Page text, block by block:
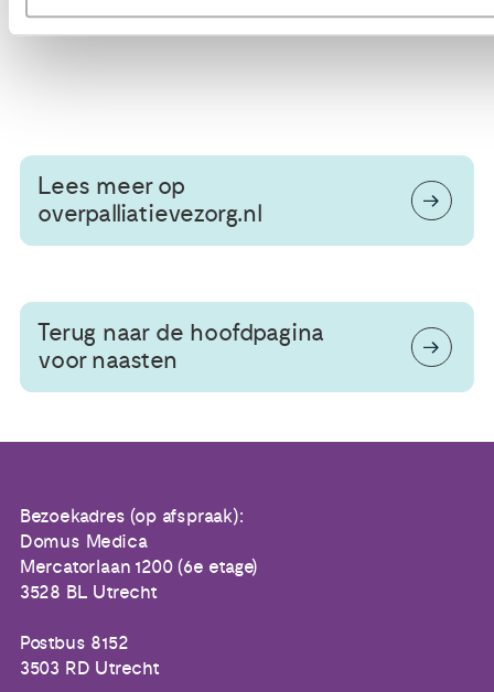
Lees meer op
overpalliatievezorg.nl
Terug naar de hoofdpagina
voor naasten
Bezoekadres (op afspraak):
Domus Medica
Mercatorlaan 1200 (6e etage)
3528 BL Utrecht
Postbus 8152
3503 RD Utrecht